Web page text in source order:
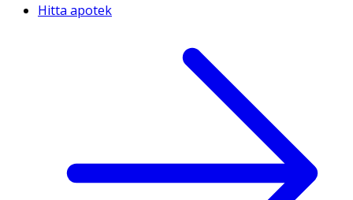
Hitta apotek